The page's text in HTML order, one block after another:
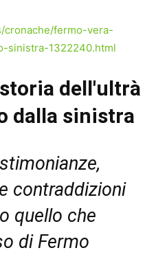
cronache/fermo-vera-
sinistra-1322240.html
dell'ultrà
dalla sinistra
contraddizioni
quello che
di Fermo